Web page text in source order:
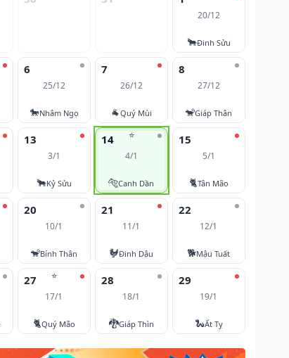
20/12
🐂Đinh Sửu
6
25/12
🐎Nhâm Ngọ
7
26/12
🐐Quý Mùi
8
27/12
🐒Giáp Thân
13
3/1
🐂Kỷ Sửu
⭐
14
4/1
🐅Canh Dần
15
5/1
🐈Tân Mão
20
10/1
🐒Bính Thân
21
11/1
🐓Đinh Dậu
22
12/1
🐕Mậu Tuất
⭐
27
17/1
🐈Quý Mão
28
18/1
🐉Giáp Thìn
29
19/1
🐍Ất Tỵ